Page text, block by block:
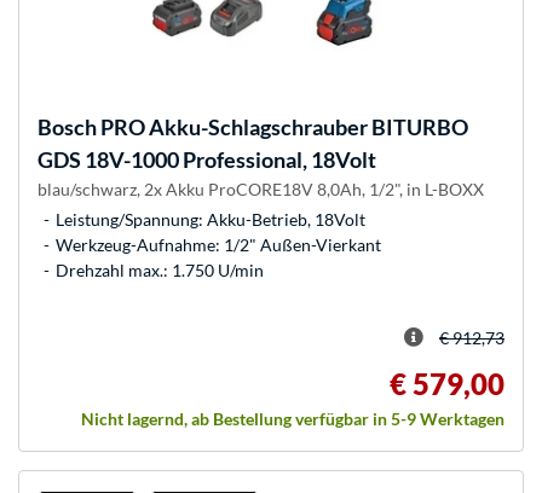
BoschPRO Akku-Schlagschrauber BITURBO
GDS 18V-1000 Professional, 18Volt
blau/schwarz, 2x Akku ProCORE18V 8,0Ah, 1/2", in L-BOXX
Leistung/Spannung: Akku-Betrieb, 18Volt
Werkzeug-Aufnahme: 1/2" Außen-Vierkant
Drehzahl max.: 1.750 U/min
€ 912,73
€ 579,00
Nicht lagernd, ab Bestellung verfügbar in 5-9 Werktagen